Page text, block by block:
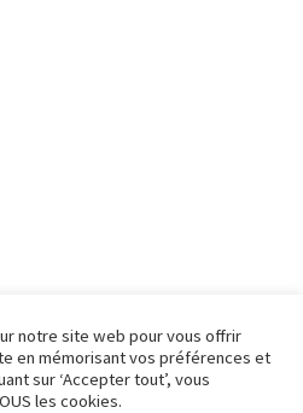
notre site web pour vous offrir
en mémorisant vos préférences et
sur ‘Accepter tout’, vous
les cookies.